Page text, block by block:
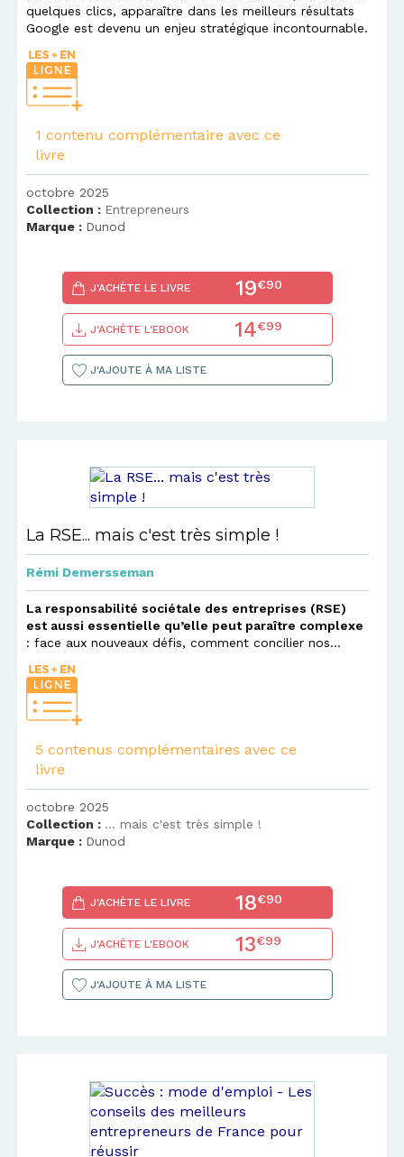
quelques clics, apparaître dans les meilleurs résultats
Google est devenu un enjeu stratégique incontournable.
1 contenu complémentaire avec ce
livre
octobre 2025
Collection : Entrepreneurs
Marque : Dunod
J'ACHÈTE LE LIVRE 19€90
J'ACHÈTE L'EBOOK 14€99
J'AJOUTE À MA LISTE
La RSE... mais c'est très simple !
Rémi Demersseman
La responsabilité sociétale des entreprises (RSE)
est aussi essentielle qu’elle peut paraître complexe
: face aux nouveaux défis, comment concilier nos...
5 contenus complémentaires avec ce
livre
octobre 2025
Collection : ... mais c'est très simple !
Marque : Dunod
J'ACHÈTE LE LIVRE 18€90
J'ACHÈTE L'EBOOK 13€99
J'AJOUTE À MA LISTE